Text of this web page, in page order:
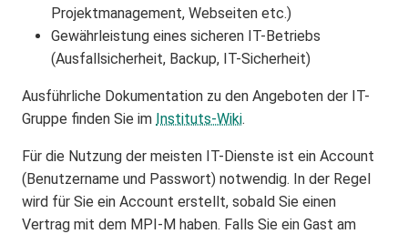
Projektmanagement, Webseiten etc.)
Gewährleistung eines sicheren IT-Betriebs
(Ausfallsicherheit, Backup, IT-Sicherheit)
Ausführliche Dokumentation zu den Angeboten der IT-
Gruppe finden Sie im Instituts-Wiki.
Für die Nutzung der meisten IT-Dienste ist ein Account
(Benutzername und Passwort) notwendig. In der Regel
wird für Sie ein Account erstellt, sobald Sie einen
Vertrag mit dem MPI-M haben. Falls Sie ein Gast am